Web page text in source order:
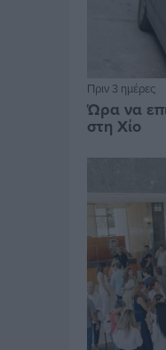
Πριν 3 ημέρες
Ώρα να
στη Χίο